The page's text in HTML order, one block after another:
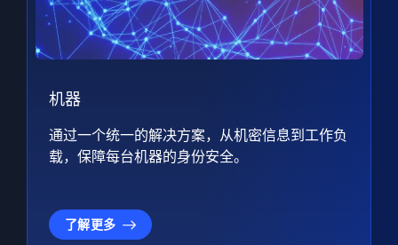
机器
通过一个统一的解决方案，从机密信息到工作负
载，保障每台机器的身份安全。
了解更多